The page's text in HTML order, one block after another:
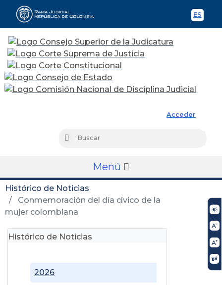
ES
Acceder
Buscar
Menú
Histórico de Noticias
Conmemoración del día cívico de la
mujer colombiana
Histórico de Noticias
2026